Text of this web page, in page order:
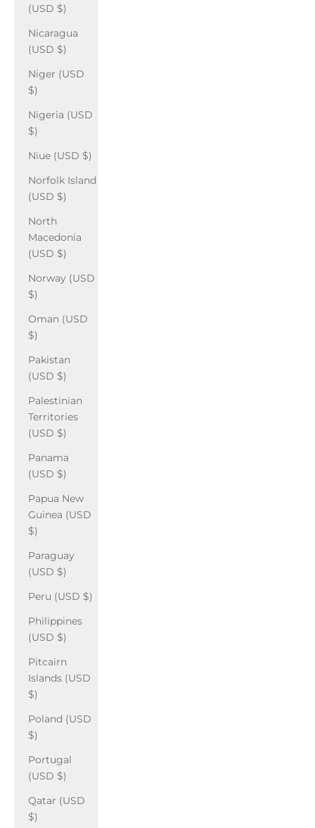
(USD $)
Nicaragua
(USD $)
Niger (USD
$)
Nigeria (USD
$)
Niue (USD $)
Norfolk Island
(USD $)
North
Macedonia
(USD $)
Norway (USD
$)
Oman (USD
$)
Pakistan
(USD $)
Palestinian
Territories
(USD $)
Panama
(USD $)
Papua New
Guinea (USD
$)
Paraguay
(USD $)
Peru (USD $)
Philippines
(USD $)
Pitcairn
Islands (USD
$)
Poland (USD
$)
Portugal
(USD $)
Qatar (USD
$)